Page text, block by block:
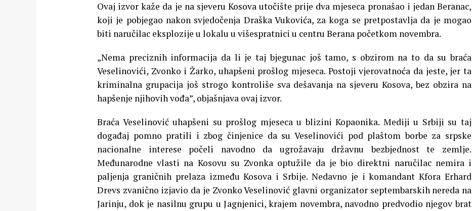
Ovaj izvor kaže da je na sjeveru Kosova utočište prije dva mjeseca pronašao i jedan Beranac,
koji je pobjegao nakon svjedočenja Draška Vukovića, za koga se pretpostavlja da je mogao
biti naručilac eksplozije u lokalu u višespratnici u centru Berana početkom novembra.
„Nema preciznih informacija da li je taj bjegunac još tamo, s obzirom na to da su braća
Veselinovići, Zvonko i Žarko, uhapšeni prošlog mjeseca. Postoji vjerovatnoća da jeste, jer ta
kriminalna grupacija još strogo kontroliše sva dešavanja na sjeveru Kosova, bez obzira na
hapšenje njihovih vođa”, objašnjava ovaj izvor.
Braća Veselinović uhapšeni su prošlog mjeseca u blizini Kopaonika. Mediji u Srbiji su taj
događaj pomno pratili i zbog činjenice da su Veselinovići pod plaštom borbe za srpske
nacionalne interese počeli navodno da ugrožavaju državnu bezbjednost te zemlje.
Međunarodne vlasti na Kosovu su Zvonka optužile da je bio direktni naručilac nemira i
paljenja graničnih prelaza između Kosova i Srbije. Nedavno je i komandant Kfora Erhard
Drevs zvanično izjavio da je Zvonko Veselinović glavni organizator septembarskih nereda na
Jarinju, dok je nasilnu grupu u Jagnjenici, krajem novembra, navodno predvodio njegov brat